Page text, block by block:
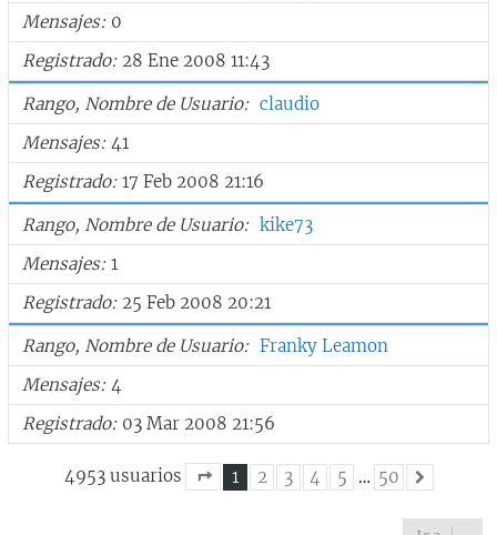
Mensajes 0
Registrado 28 Ene 2008 11:43
Rango, Nombre de Usuario
claudio
Mensajes 41
Registrado 17 Feb 2008 21:16
Rango, Nombre de Usuario
kike73
Mensajes 1
Registrado 25 Feb 2008 20:21
Rango, Nombre de Usuario
Franky Leamon
Mensajes 4
Registrado 03 Mar 2008 21:56
4953 usuarios
Página1de50
1 2 3 4 5 … 50
Siguiente